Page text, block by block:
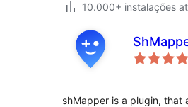
10.000+ instalações
shMapper is a plugin, that